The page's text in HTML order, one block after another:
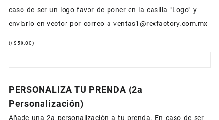
caso de ser un logo favor de poner en la casilla "Logo" y
enviarlo en vector por correo a ventas1@rexfactory.com.mx
(+$50.00)
PERSONALIZA TU PRENDA (2a
Personalización)
Añade una 2a personalización a tu prenda. En caso de ser